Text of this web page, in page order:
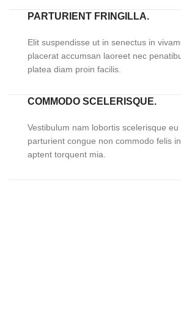
PARTURIENT FRINGILLA.
Elit suspendisse ut in senectus in
placerat accumsan laoreet nec
platea diam proin facilis.
COMMODO SCELERISQUE.
Vestibulum nam lobortis scelerisque
parturient congue non commodo felis
aptent torquent mia.